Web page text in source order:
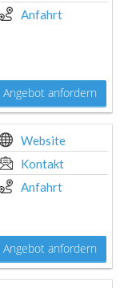
Anfahrt
Angebot anfordern
Website
Kontakt
Anfahrt
Angebot anfordern